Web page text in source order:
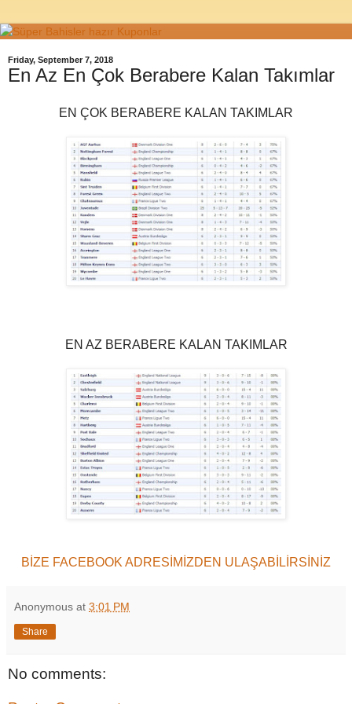
Friday, September 7, 2018
En Az En Çok Berabere Kalan Takımlar
EN ÇOK BERABERE KALAN TAKIMLAR
EN AZ BERABERE KALAN TAKIMLAR
BİZE FACEBOOK ADRESİMİZDEN ULAŞABİLİRSİNİZ
Anonymous at 3:01 PM
Share
No comments: